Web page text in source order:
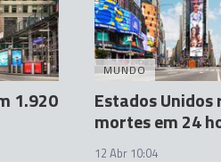
1.920
MUNDO
Estados
mortes em 24
12 Abr 10:04